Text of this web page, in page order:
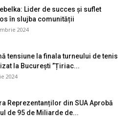
Lider de succes și suflet
în slujba comunității
2024
tensiune la finala turneului de tenis
la București ”Țiriac...
2024
Reprezentanților din SUA Aprobă
de 95 de Miliarde de...